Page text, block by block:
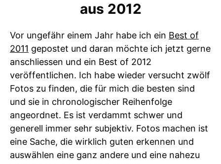
aus 2012
Vor ungefähr einem Jahr habe ich ein Best of
2011 gepostet und daran möchte ich jetzt gerne
anschliessen und ein Best of 2012
veröffentlichen. Ich habe wieder versucht zwölf
Fotos zu finden, die für mich die besten sind
und sie in chronologischer Reihenfolge
angeordnet. Es ist verdammt schwer und
generell immer sehr subjektiv. Fotos machen ist
eine Sache, die wirklich guten erkennen und
auswählen eine ganz andere und eine nahezu